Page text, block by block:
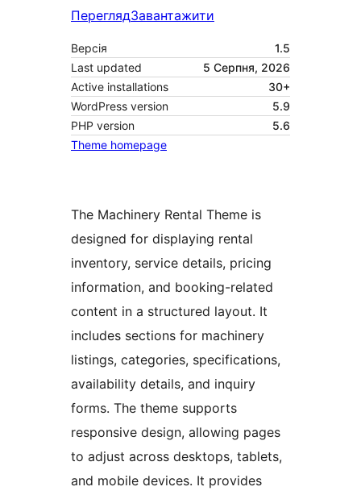
ПереглядЗавантажити
Версія
1.5
Last updated
5 Серпня, 2026
Active installations
30+
WordPress version
5.9
PHP version
5.6
Theme homepage
The Machinery Rental Theme is
designed for displaying rental
inventory, service details, pricing
information, and booking-related
content in a structured layout. It
includes sections for machinery
listings, categories, specifications,
availability details, and inquiry
forms. The theme supports
responsive design, allowing pages
to adjust across desktops, tablets,
and mobile devices. It provides